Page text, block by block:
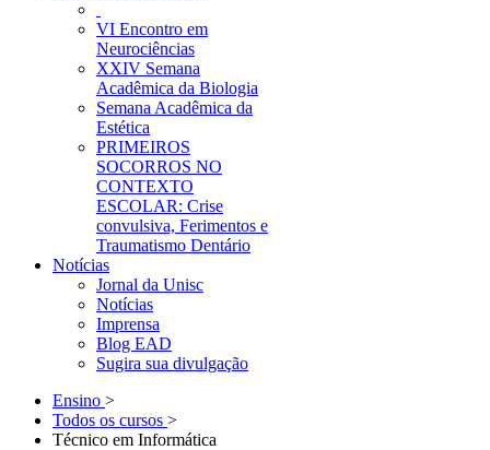
VI Encontro em
Neurociências
XXIV Semana
Acadêmica da Biologia
Semana Acadêmica da
Estética
PRIMEIROS
SOCORROS NO
CONTEXTO
ESCOLAR: Crise
convulsiva, Ferimentos e
Traumatismo Dentário
Notícias
Jornal da Unisc
Notícias
Imprensa
Blog EAD
Sugira sua divulgação
Ensino >
Todos os cursos >
Técnico em Informática